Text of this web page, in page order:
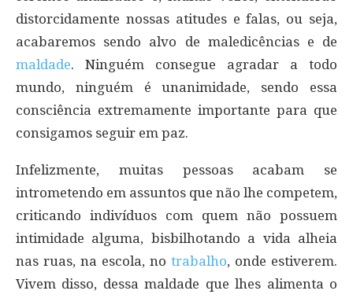
distorcidamente nossas atitudes e falas, ou seja,
acabaremos sendo alvo de maledicências e de
maldade. Ninguém consegue agradar a todo
mundo, ninguém é unanimidade, sendo essa
consciência extremamente importante para que
consigamos seguir em paz.
Infelizmente, muitas pessoas acabam se
intrometendo em assuntos que não lhe competem,
criticando indivíduos com quem não possuem
intimidade alguma, bisbilhotando a vida alheia
nas ruas, na escola, no trabalho, onde estiverem.
Vivem disso, dessa maldade que lhes alimenta o